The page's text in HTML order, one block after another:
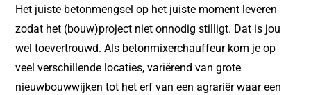
Het juiste betonmengsel op het juiste moment leveren
zodat het (bouw)project niet onnodig stilligt. Dat is jou
wel toevertrouwd. Als betonmixerchauffeur kom je op
veel verschillende locaties, variërend van grote
nieuwbouwwijken tot het erf van een agrariër waar een